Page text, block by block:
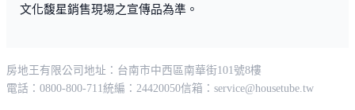
朋友更加肯定，曜彰建設「文化馥星」非僅地段好、售價
文化馥星銷售現場之宣傳品為準。
房地王有限公司 地址：台南市中西區南華街101號8樓
電話：0800-800-711統編：24420050信箱： service@housetube.tw